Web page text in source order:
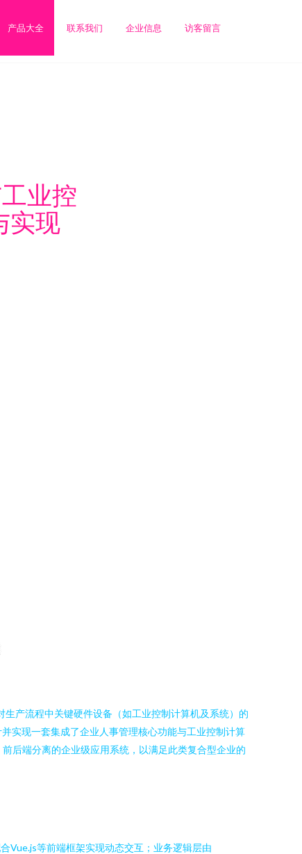
产品大全 联系我们 企业信息 访客留言
业控
实现
产流程中关键硬件设备（如工业控制计算机及系统）的
实现一套集成了企业人事管理核心功能与工业控制计算
后端分离的企业级应用系统，以满足此类复合型企业的
Vue.js等前端框架实现动态交互；业务逻辑层由